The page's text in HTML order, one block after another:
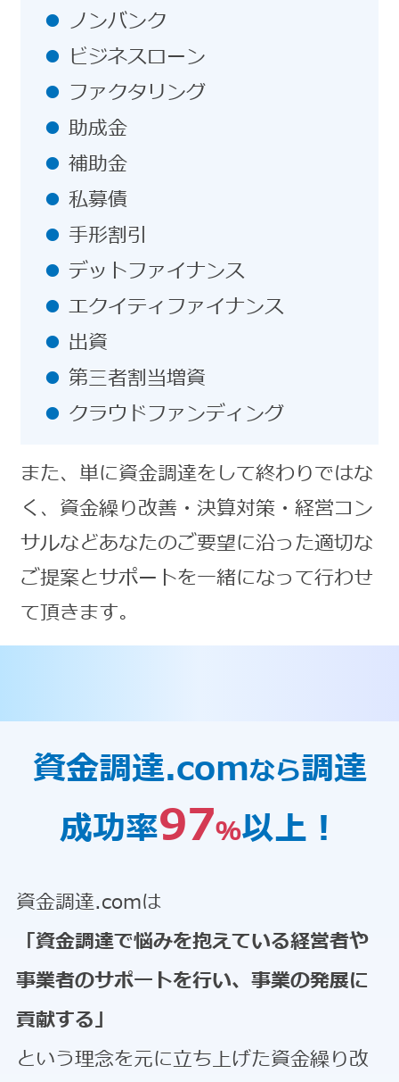
ノンバンク
ビジネスローン
ファクタリング
助成金
補助金
私募債
手形割引
デットファイナンス
エクイティファイナンス
出資
第三者割当増資
クラウドファンディング
また、単に資金調達をして終わりではな
く、資金繰り改善・決算対策・経営コン
サルなどあなたのご要望に沿った適切な
ご提案とサポートを一緒になって行わせ
て頂きます。
資金調達.comなら調達
成功率97％以上！
資金調達.comは
「資金調達で悩みを抱えている経営者や
事業者のサポートを行い、事業の発展に
貢献する」
という理念を元に立ち上げた資金繰り改